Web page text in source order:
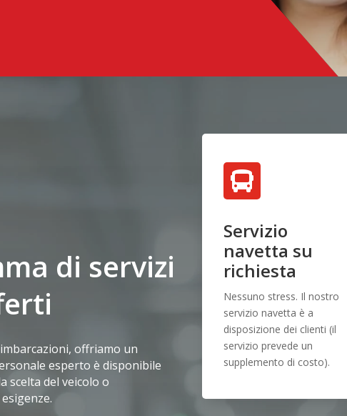
di servizi
offriamo un
esperto è disponibile
scelta del veicolo o

Servizio
navetta su
richiesta
Nessuno stress. Il nostro
servizio navetta è a
disposizione dei clienti (il
servizio prevede un
supplemento di costo).